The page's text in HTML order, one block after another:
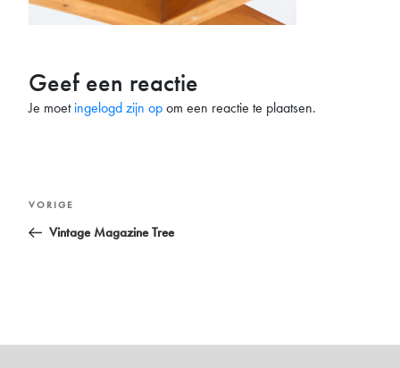
Geef een reactie
Je moetingelogd zijn opom een reactie te plaatsen.
Bericht
navigatie
Vorig
bericht
VORIGE
Vintage Magazine Tree